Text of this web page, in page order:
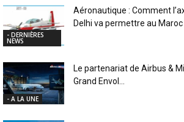
- DERNIÈRES
NEWS
Aéronautique : Comment
Delhi va permettre au Maroc
- A LA UNE
Le partenariat de Airbus &
Grand Envol...